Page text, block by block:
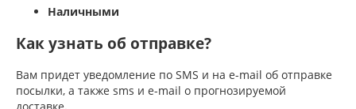
Наличными
Как узнать об отправке?
Вам придет уведомление по SMS и на e-mail об отправке
посылки, а также sms и e-mail о прогнозируемой
доставке.